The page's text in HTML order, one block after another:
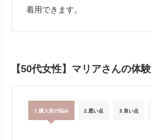
着用できます。
【50代女性】マリアさんの体
1.購入前の悩み 2.悪い点 3.良い点